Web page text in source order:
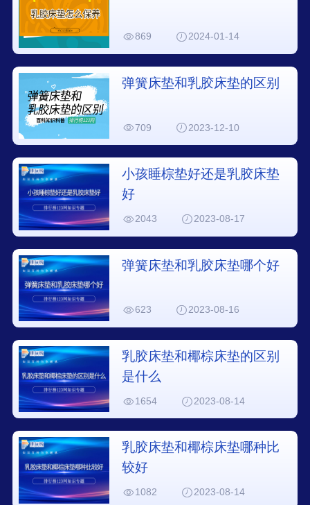
869 2024-01-14
弹簧床垫和乳胶床垫的区别
709 2023-12-10
小孩睡棕垫好还是乳胶床垫
好
2043 2023-08-17
弹簧床垫和乳胶床垫哪个好
623 2023-08-16
乳胶床垫和椰棕床垫的区别
是什么
1654 2023-08-14
乳胶床垫和椰棕床垫哪种比
较好
1082 2023-08-14